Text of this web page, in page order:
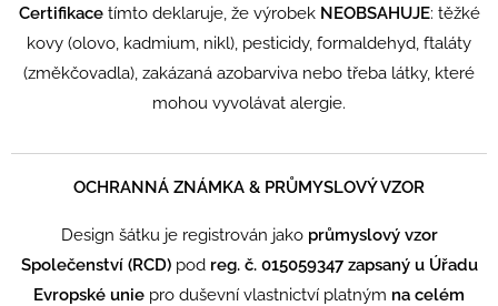
Certifikacetímto deklaruje, že výrobek NEOBSAHUJE: těžké
kovy (olovo, kadmium, nikl), pesticidy, formaldehyd, ftaláty
(změkčovadla), zakázaná azobarviva nebo třeba látky, které
mohou vyvolávat alergie.
OCHRANNÁ ZNÁMKA & PRŮMYSLOVÝ VZOR
Design šátku je registrován jako průmyslový vzor
Společenství (RCD)pod reg. č. 015059347 zapsaný u Úřadu
Evropské unie pro duševní vlastnictví platným na celém